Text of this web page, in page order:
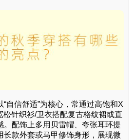
自信舒适”为核心，常通过高饱和X
松针织衫/卫衣搭配复古格纹裙或直
。配饰上多用贝雷帽、夸张耳环提
长款外套或马甲修饰身形，展现微